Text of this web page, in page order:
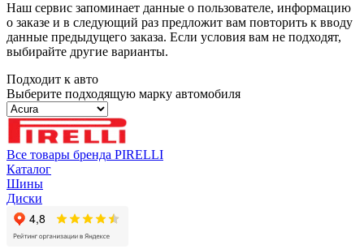
Наш сервис запоминает данные о пользователе, информацию
о заказе и в следующий раз предложит вам повторить к вводу
данные предыдущего заказа. Если условия вам не подходят,
выбирайте другие варианты.
Подходит к авто
Выберите подходящую марку автомобиля
Все товары бренда PIRELLI
Каталог
Шины
Диски